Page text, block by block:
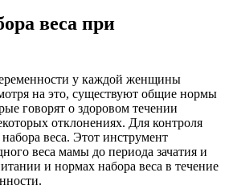
веса при
у каждой женщины
на это, существуют общие нормы
говорят о здоровом течении
отклонениях. Для контроля
веса. Этот инструмент
веса мамы до периода зачатия и
и нормах набора веса в течение